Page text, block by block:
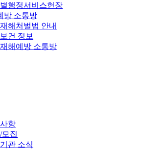
행정서비스헌장
방 소통방
해처벌법 안내
건 정보
해예방 소통방
항
모집
관 소식